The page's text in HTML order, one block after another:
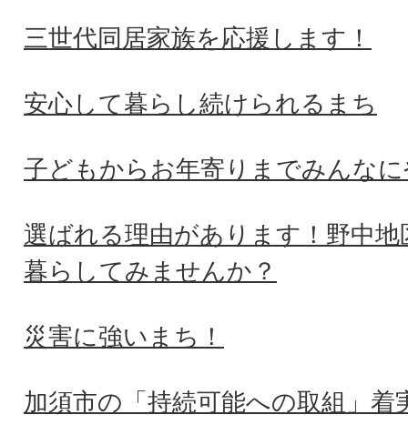
三世代同居家族を応援します！
安心して暮らし続けられるまち
子どもからお年寄りまでみんな
選ばれる理由があります！野中
暮らしてみませんか？
災害に強いまち！
加須市の「持続可能への取組」着